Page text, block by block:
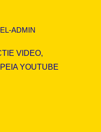
ADMIN
VIDEO,
YOUTUBE